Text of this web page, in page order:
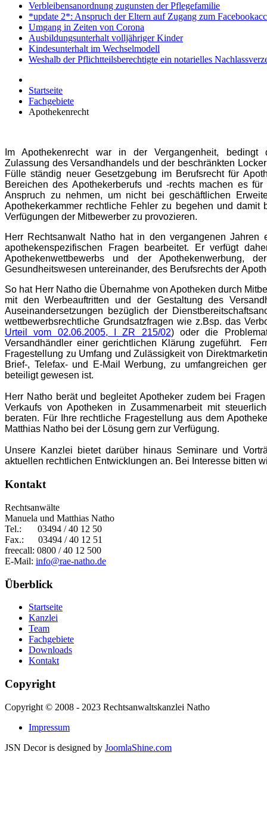
Verbleibensanordnung zugunsten der Pflegefamilie
*update 2*: Anspruch der Eltern auf Zugang zum
Umgang in Zeiten von Corona
Ausbildungsunterhalt volljähriger Kinder
Kindesunterhalt im Wechselmodell
Weshalb der Pflichtteilsberechtigte ein notarielles
Startseite
Fachgebiete
Apothekenrecht
Im Apothekenrecht war in der Vergangenheit, bedingt
Zulassung des Versandhandels und der beschränkten
Fülle ständig neuer Gesetzgebung im Berufsrecht für
Bereichen des Apothekerberufs und -rechts machen es
Anspruch zu nehmen, um nicht bei geschäftlichen
Apothekerkammer rechtliche Fehler zu begehen und damit
Verfügungen der Mitbewerber zu provozieren.
Herr Rechtsanwalt Natho hat in den vergangenen
apothekenspezifischen Fragen bearbeitet. Er verfügt
Apothekenwettbewerbs und der Apothekenwerbung,
Gesundheitswesen untereinander, des Berufsrechts der
So hat Herr Natho die Übernahme von Apotheken durch
mit den Werbeauftritten und der Gestaltung des
Auseinandersetzungen bezüglich der
wettbewerbsrechtliche Grundsatzfragen wie z.Bsp. das
Urteil vom 02.06.2005, I ZR 215/02) oder die
Versandhändler einer gerichtlichen Klärung zugeführt.
Fragestellung zu Umfang und Zulässigkeit von
Brief-, Telefax- und E-Mail Werbung, zu umfangreichen
beteiligt gewesen ist.
Herr Natho berät und begleitet Apotheker zudem bei
Verkaufs von Apotheken in Zusammenarbeit mit
beraten. Für Ihre rechtliche Fragestellung aus dem
Matthias Natho bei der Lösung gern zur Verfügung.
Unsere Kanzlei bietet darüber hinaus Seminare und
aktuellen rechtlichen Entwicklungen an. Bei Interesse bitten
Kontakt
Rechtsanwälte
Manuela und Matthias Natho
Tel.:
03494 / 40 12 50
Fax.: 03494 / 40 12 51
freecall: 0800 / 40 12 500
E-Mail: info@rae-natho.de
Überblick
Startseite
Kanzlei
Team
Fachgebiete
Downloads
Kontakt
Copyright
Copyright © 2008 - 2023 Rechtsanwaltskanzlei Natho
Impressum
JSN Decor is designed by JoomlaShine.com